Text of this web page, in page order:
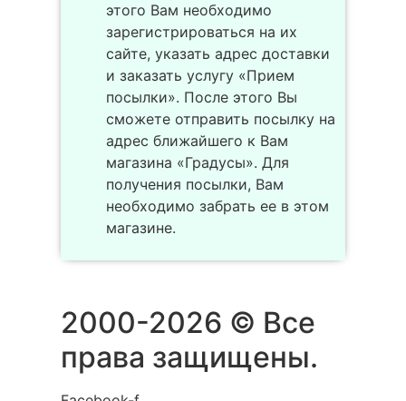
этого Вам необходимо
зарегистрироваться на их
сайте, указать адрес доставки
и заказать услугу «Прием
посылки». После этого Вы
сможете отправить посылку на
адрес ближайшего к Вам
магазина «Градусы». Для
получения посылки, Вам
необходимо забрать ее в этом
магазине.
2000-2026 © Все
права защищены.